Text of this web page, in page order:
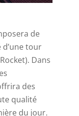
de
tour
Dans
des
qualité
du jour.